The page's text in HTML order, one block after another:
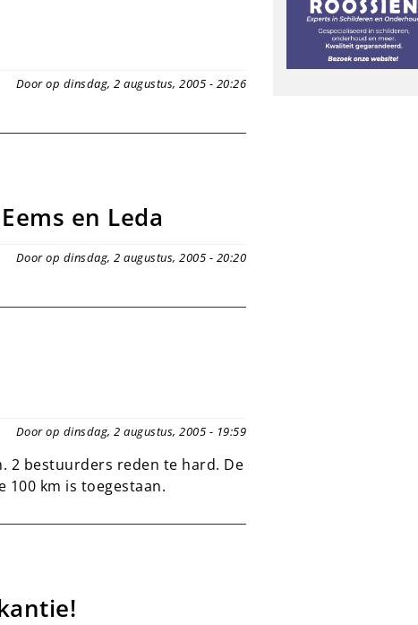
Door op dinsdag, 2 augustus, 2005 - 20:26
en Leda
Door op dinsdag, 2 augustus, 2005 - 20:20
Door op dinsdag, 2 augustus, 2005 - 19:59
2 bestuurders reden te hard. De
km is toegestaan.